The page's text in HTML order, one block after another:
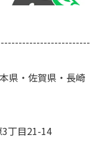
県・佐賀県・長崎
丁目21-14